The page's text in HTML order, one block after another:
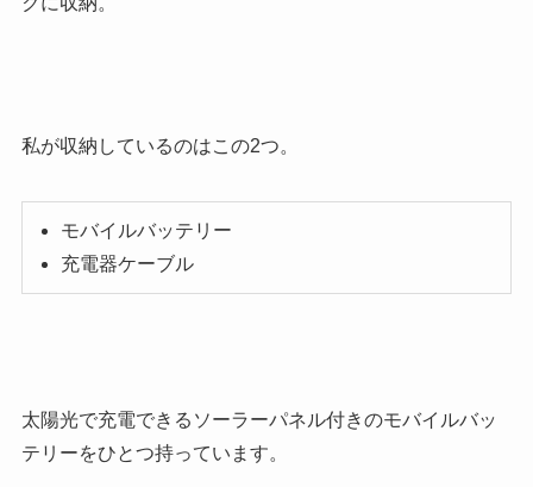
私が収納しているのはこの2つ。
モバイルバッテリー
充電器ケーブル
太陽光で充電できるソーラーパネル付きのモバイルバッ
テリーをひとつ持っています。